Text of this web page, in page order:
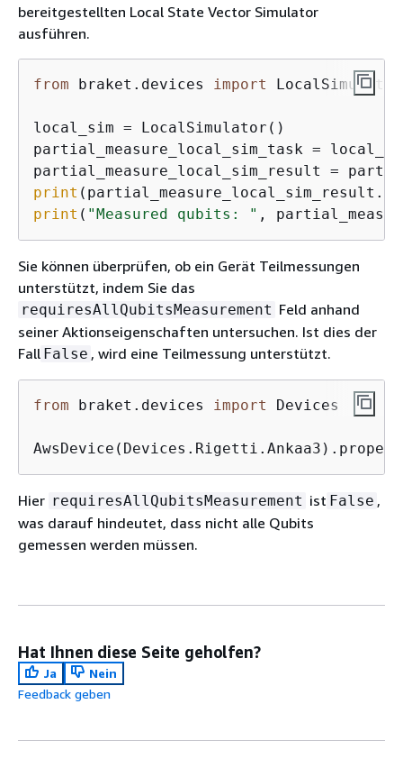
bereitgestellten Local State Vector Simulator
ausführen.
from braket.devices import LocalSimulator
local_sim = LocalSimulator()
partial_measure_local_sim_task =
print
print ( "Measured qubits: " ,
Sie können überprüfen, ob ein Gerät Teilmessungen
unterstützt, indem Sie das
requiresAllQubitsMeasurement Feld anhand
seiner Aktionseigenschaften untersuchen. Ist dies der
Fall False , wird eine Teilmessung unterstützt.
from braket.devices import Devices
Hier requiresAllQubitsMeasurement ist False ,
was darauf hindeutet, dass nicht alle Qubits
gemessen werden müssen.
Hat Ihnen diese Seite geholfen?
Ja
Nein
Feedback geben